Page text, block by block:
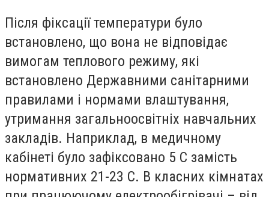
Після фіксації температури було
встановлено, що вона не відповідає
вимогам теплового режиму, які
встановлено Державними санітарними
правилами і нормами влаштування,
утримання загальноосвітніх навчальних
закладів. Наприклад, в медичному
кабінеті було зафіксовано 5 С замість
нормативних 21-23 С. В класних кімнатах